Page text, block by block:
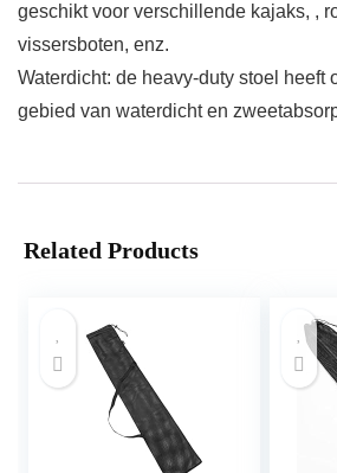
geschikt voor verschillende kajaks, ,
vissersboten, enz.
Waterdicht: de heavy-duty stoel heeft
gebied van waterdicht en
Related Products